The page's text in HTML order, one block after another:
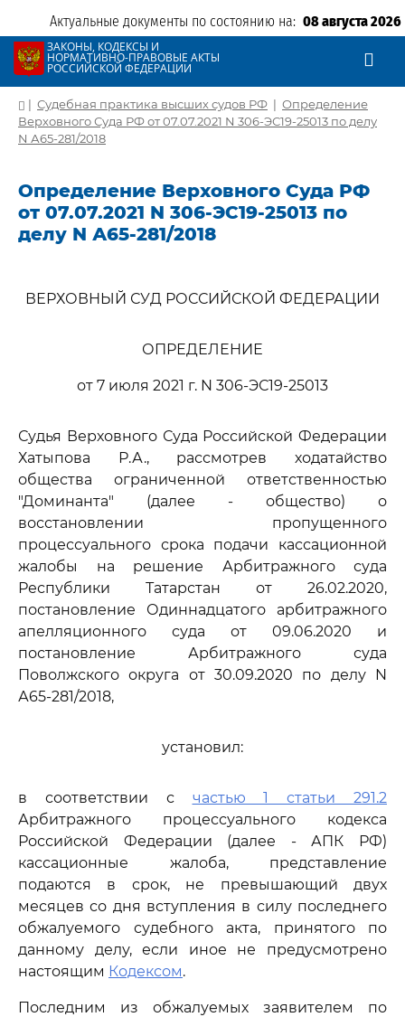
Актуальные документы по состоянию на: 08 августа 2026
ЗАКОНЫ, КОДЕКСЫ И
НОРМАТИВНО-ПРАВОВЫЕ АКТЫ
РОССИЙСКОЙ ФЕДЕРАЦИИ
| Судебная практика высших судов РФ | Определение
Верховного Суда РФ от 07.07.2021 N 306-ЭС19-25013 по делу
N А65-281/2018
Определение Верховного Суда РФ
от 07.07.2021 N 306-ЭС19-25013 по
делу N А65-281/2018
ВЕРХОВНЫЙ СУД РОССИЙСКОЙ ФЕДЕРАЦИИ
ОПРЕДЕЛЕНИЕ
от 7 июля 2021 г. N 306-ЭС19-25013
Судья Верховного Суда Российской Федерации
Хатыпова Р.А., рассмотрев ходатайство
общества ограниченной ответственностью
"Доминанта" (далее - общество) о
восстановлении пропущенного
процессуального срока подачи кассационной
жалобы на решение Арбитражного суда
Республики Татарстан от 26.02.2020,
постановление Одиннадцатого арбитражного
апелляционного суда от 09.06.2020 и
постановление Арбитражного суда
Поволжского округа от 30.09.2020 по делу N
А65-281/2018,
установил:
в соответствии с частью 1 статьи 291.2
Арбитражного процессуального кодекса
Российской Федерации (далее - АПК РФ)
кассационные жалоба, представление
подаются в срок, не превышающий двух
месяцев со дня вступления в силу последнего
обжалуемого судебного акта, принятого по
данному делу, если иное не предусмотрено
настоящим Кодексом.
Последним из обжалуемых заявителем по